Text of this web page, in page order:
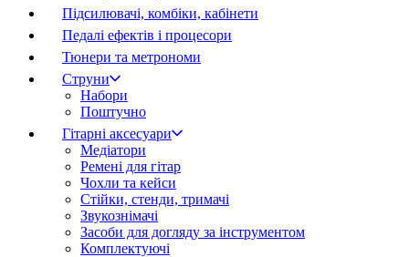
Підсилювачі, комбіки, кабінети
Педалі ефектів і процесори
Тюнери та метрономи
Струни
Набори
Поштучно
Гітарні аксесуари
Медіатори
Ремені для гітар
Чохли та кейси
Стійки, стенди, тримачі
Звукознімачі
Засоби для догляду за інструментом
Комплектуючі